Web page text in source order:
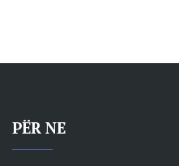
PËR NE